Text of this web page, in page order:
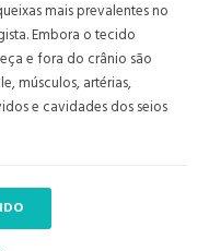
mais prevalentes no
Embora o tecido
e fora do crânio são
músculos, artérias,
e cavidades dos seios